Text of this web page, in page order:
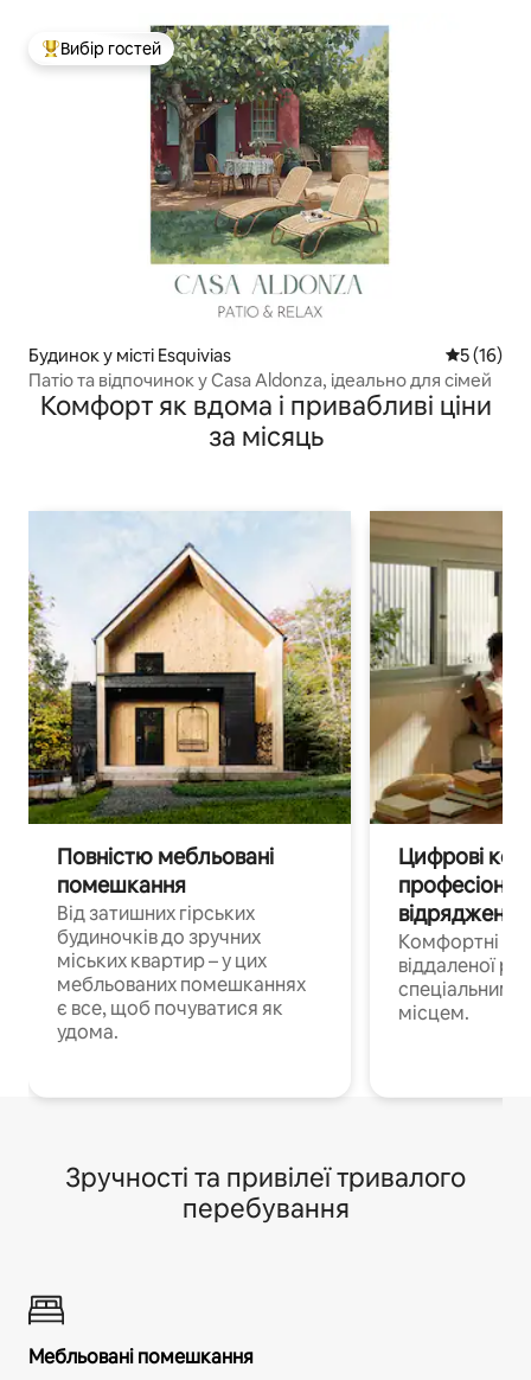
Топ вибір гостей
Вибір гостей
Будинок у місті Esquivias Середня
5 (16)
Патіо та відпочинок у Casa Aldonza, ідеально для сімей
Комфорт як вдома і привабливі ціни
за місяць
Повністю мебльовані
помешкання
Від затишних гірських
будиночків до зручних
міських квартир – у цих
мебльованих помешканнях
є все, щоб почуватися як
удома.
Цифрові
Комфортні
віддаленої
спеціальним
місцем.
Зручності та привілеї тривалого
перебування
Мебльовані помешкання